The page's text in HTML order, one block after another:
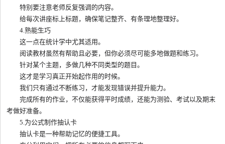
特别要注意老师反复强调的内容。
给每次讲座标上标题，确保笔记整齐、有条理地整理好。
4.熟能生巧
这一点在统计学中尤其适用。
阅读教材虽然有帮助且必要，但你必须尽可能多地做题和练习。
针对某个主题，多做几种不同类型的题目。
这才是学习真正开始起作用的时候。
我们只有通过不断练习，才能发现错误并提升能力。
完成所有的作业，不仅能获得平时成绩，还能为测验、考试以及期末
考做好准备。
5.为公式制作抽认卡
抽认卡是一种帮助记忆的便捷工具。